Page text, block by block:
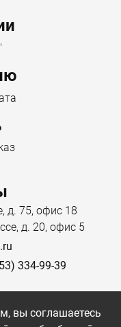
д. 75, офис 18
д. 20, офис 5
334-99-39
вы соглашаетесь